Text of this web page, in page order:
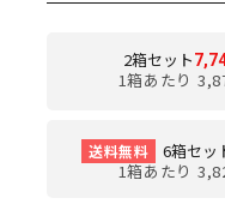
2箱セット
1箱あたり
送料無料 6箱セッ
1箱あたり